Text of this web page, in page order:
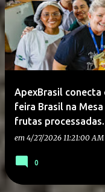
ApexBrasil
feira Brasil na
frutas processadas.
em 4/27/2026 11:21:00 AM
0